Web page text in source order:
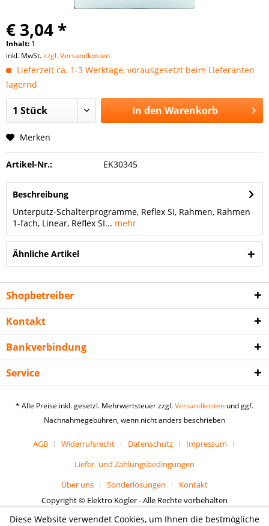
€ 3,04 *
Inhalt: 1
inkl. MwSt.zzgl. Versandkosten
Lieferzeit ca. 1-3 Werktage, vorausgesetzt beim Lieferanten
lagernd
In den Warenkorb
Merken
Artikel-Nr.: EK30345
Beschreibung
Unterputz-Schalterprogramme, Reflex SI, Rahmen, Rahmen
1-fach, Linear, Reflex SI... mehr
Ähnliche Artikel
Shopbetreiber
Kontakt
Bankverbindung
Service
* Alle Preise inkl. gesetzl. Mehrwertsteuer zzgl.Versandkosten und ggf.
Nachnahmegebühren, wenn nicht anders beschrieben
AGB Widerrufsrecht Datenschutz
Impressum
Liefer- und Zahlungsbedingungen
Über uns
Sonderlösungen
Kontakt
Copyright © Elektro Kogler - Alle Rechte vorbehalten
Diese Website verwendet Cookies, um Ihnen die bestmögliche